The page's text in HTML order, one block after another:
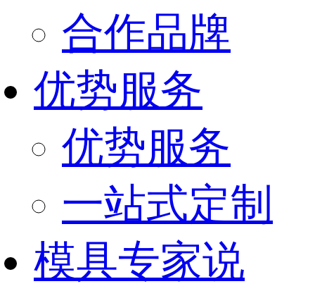
合作品牌
优势服务
优势服务
一站式定制
模具专家说